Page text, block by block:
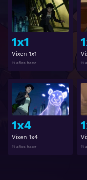
1x1
Vixen 1x1
11 años hace 11
1x4
Vixen 1x4
11 años hace 11